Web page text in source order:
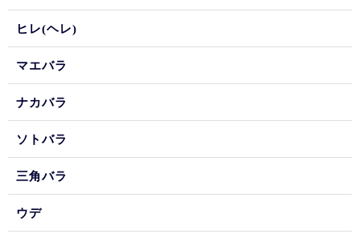
ヒレ(ヘレ)
マエバラ
ナカバラ
ソトバラ
三角バラ
ウデ